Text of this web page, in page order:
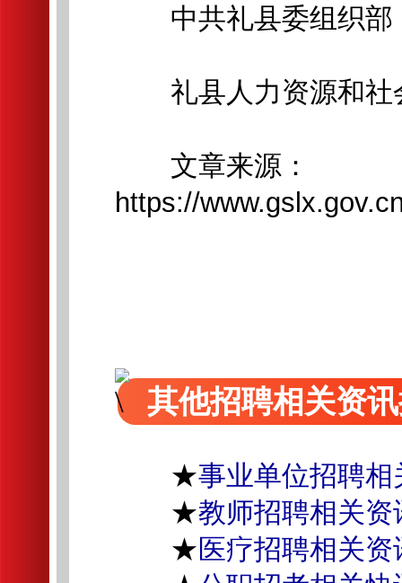
中共礼县委组织部
礼县人力资源和社
文章来源：
https://
其他招聘相关资
★事业单位招聘相
★教师招聘相关资
★医疗招聘相关资